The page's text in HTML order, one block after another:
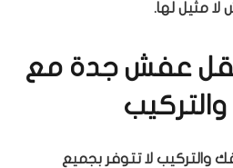
مثيل لها.
عفش جدة مع
لا تتوفر بجميع